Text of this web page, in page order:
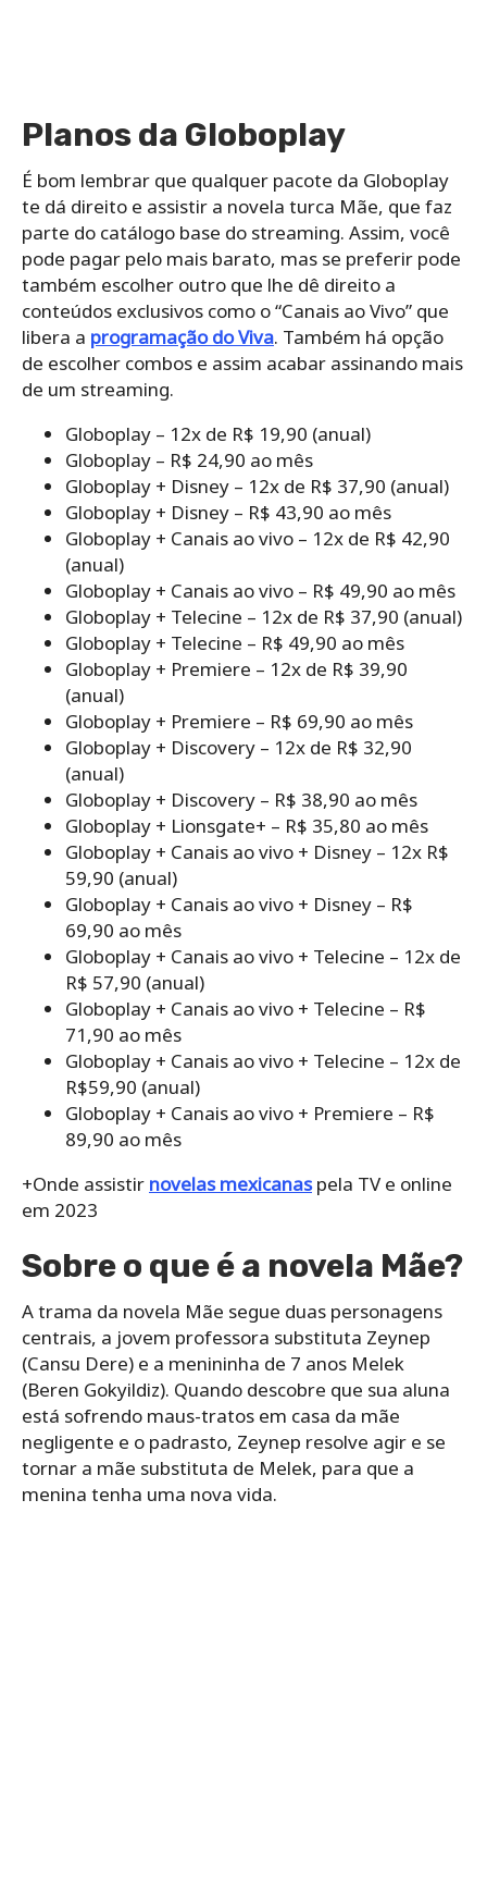
Planos da Globoplay
É bom lembrar que qualquer pacote da Globoplay
te dá direito e assistir a novela turca Mãe, que faz
parte do catálogo base do streaming. Assim, você
pode pagar pelo mais barato, mas se preferir pode
também escolher outro que lhe dê direito a
conteúdos exclusivos como o “Canais ao Vivo” que
libera a programação do Viva. Também há opção
de escolher combos e assim acabar assinando mais
de um streaming.
Globoplay – 12x de R$ 19,90 (anual)
Globoplay – R$ 24,90 ao mês
Globoplay + Disney – 12x de R$ 37,90 (anual)
Globoplay + Disney – R$ 43,90 ao mês
Globoplay + Canais ao vivo – 12x de R$ 42,90
(anual)
Globoplay + Canais ao vivo – R$ 49,90 ao mês
Globoplay + Telecine – 12x de R$ 37,90 (anual)
Globoplay + Telecine – R$ 49,90 ao mês
Globoplay + Premiere – 12x de R$ 39,90
(anual)
Globoplay + Premiere – R$ 69,90 ao mês
Globoplay + Discovery – 12x de R$ 32,90
(anual)
Globoplay + Discovery – R$ 38,90 ao mês
Globoplay + Lionsgate+ – R$ 35,80 ao mês
Globoplay + Canais ao vivo + Disney – 12x R$
59,90 (anual)
Globoplay + Canais ao vivo + Disney – R$
69,90 ao mês
Globoplay + Canais ao vivo + Telecine – 12x de
R$ 57,90 (anual)
Globoplay + Canais ao vivo + Telecine – R$
71,90 ao mês
Globoplay + Canais ao vivo + Telecine – 12x de
R$59,90 (anual)
Globoplay + Canais ao vivo + Premiere – R$
89,90 ao mês
+Onde assistir novelas mexicanaspela TV e online
em 2023
Sobre o que é a novela Mãe?
A trama da novela Mãe segue duas personagens
centrais, a jovem professora substituta Zeynep
(Cansu Dere) e a menininha de 7 anos Melek
(Beren Gokyildiz). Quando descobre que sua aluna
está sofrendo maus-tratos em casa da mãe
negligente e o padrasto, Zeynep resolve agir e se
tornar a mãe substituta de Melek, para que a
menina tenha uma nova vida.